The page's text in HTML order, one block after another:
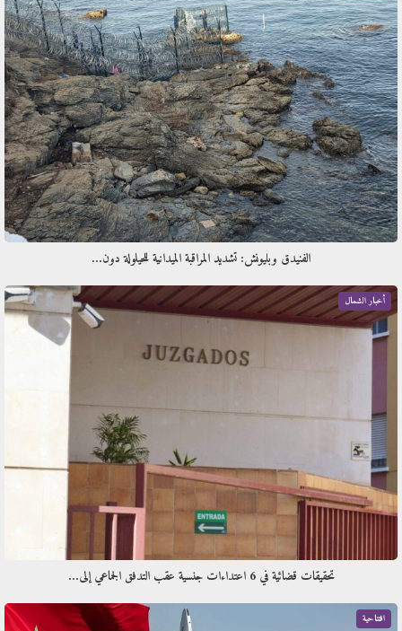
الفنيدق وبليونش: تشديد المراقبة الميدانية للحيلولة دون…
أخبار الشمال
تحقيقات قضائية في 6 اعتداءات جنسية عقب التدفق الجماعي إلى…
افتتاحية